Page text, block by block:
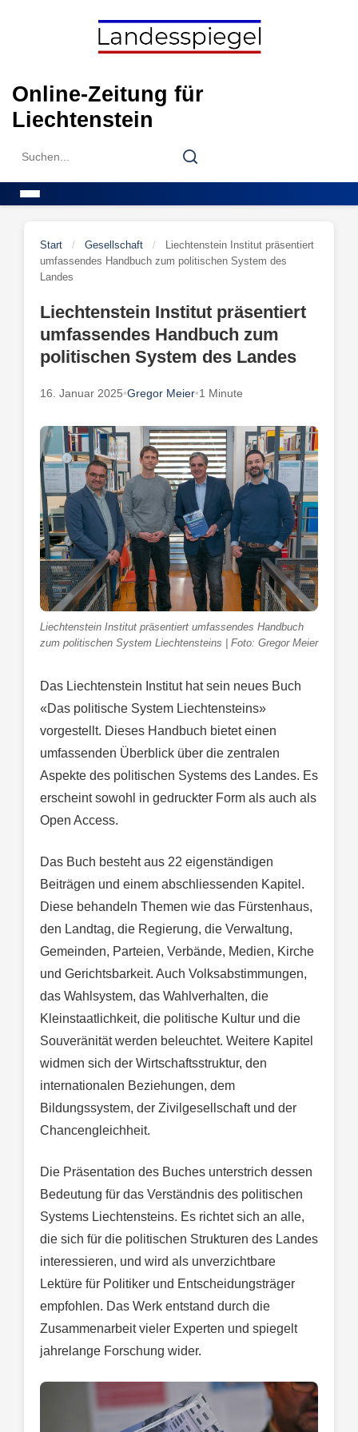
Online-Zeitung für
Liechtenstein
Search
Search
Start / Gesellschaft /
Liechtenstein Institut präsentiert
umfassendes Handbuch zum politischen System des
Landes
Liechtenstein Institut präsentiert
umfassendes Handbuch zum
politischen System des Landes
16. Januar 2025•Gregor Meier•1 Minute
Liechtenstein Institut präsentiert umfassendes Handbuch
zum politischen System Liechtensteins | Foto: Gregor Meier
Das Liechtenstein Institut hat sein neues Buch
«Das politische System Liechtensteins»
vorgestellt. Dieses Handbuch bietet einen
umfassenden Überblick über die zentralen
Aspekte des politischen Systems des Landes. Es
erscheint sowohl in gedruckter Form als auch als
Open Access.
Das Buch besteht aus 22 eigenständigen
Beiträgen und einem abschliessenden Kapitel.
Diese behandeln Themen wie das Fürstenhaus,
den Landtag, die Regierung, die Verwaltung,
Gemeinden, Parteien, Verbände, Medien, Kirche
und Gerichtsbarkeit. Auch Volksabstimmungen,
das Wahlsystem, das Wahlverhalten, die
Kleinstaatlichkeit, die politische Kultur und die
Souveränität werden beleuchtet. Weitere Kapitel
widmen sich der Wirtschaftsstruktur, den
internationalen Beziehungen, dem
Bildungssystem, der Zivilgesellschaft und der
Chancengleichheit.
Die Präsentation des Buches unterstrich dessen
Bedeutung für das Verständnis des politischen
Systems Liechtensteins. Es richtet sich an alle,
die sich für die politischen Strukturen des Landes
interessieren, und wird als unverzichtbare
Lektüre für Politiker und Entscheidungsträger
empfohlen. Das Werk entstand durch die
Zusammenarbeit vieler Experten und spiegelt
jahrelange Forschung wider.